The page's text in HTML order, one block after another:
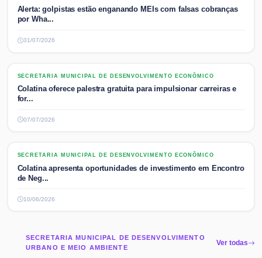
Alerta: golpistas estão enganando MEIs com falsas cobranças
por Wha...
31/07/2026
SECRETARIA MUNICIPAL DE DESENVOLVIMENTO ECONÔMICO
SECRETARIA MUNICIPAL DE DESENVOLVIMENTO ECONÔMICO
Colatina oferece palestra gratuita para impulsionar carreiras e
for...
07/07/2026
SECRETARIA MUNICIPAL DE DESENVOLVIMENTO ECONÔMICO
SECRETARIA MUNICIPAL DE DESENVOLVIMENTO ECONÔMICO
Colatina apresenta oportunidades de investimento em Encontro
de Neg...
10/06/2026
SECRETARIA MUNICIPAL DE DESENVOLVIMENTO
URBANO E MEIO AMBIENTE
Ver todas